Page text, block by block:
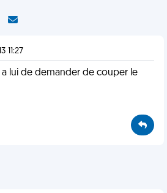
11:27
lui de demander de couper le